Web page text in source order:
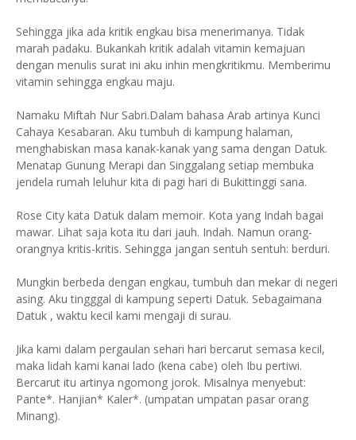
Sehingga jika ada kritik engkau bisa menerimanya. Tidak
marah padaku. Bukankah kritik adalah vitamin kemajuan
dengan menulis surat ini aku inhin mengkritikmu. Memberimu
vitamin sehingga engkau maju.
Namaku Miftah Nur Sabri.Dalam bahasa Arab artinya Kunci
Cahaya Kesabaran. Aku tumbuh di kampung halaman,
menghabiskan masa kanak-kanak yang sama dengan Datuk.
Menatap Gunung Merapi dan Singgalang setiap membuka
jendela rumah leluhur kita di pagi hari di Bukittinggi sana.
Rose City kata Datuk dalam memoir. Kota yang Indah bagai
mawar. Lihat saja kota itu dari jauh. Indah. Namun orang-
orangnya kritis-kritis. Sehingga jangan sentuh sentuh: berduri.
Mungkin berbeda dengan engkau, tumbuh dan mekar di negeri
asing. Aku tingggal di kampung seperti Datuk. Sebagaimana
Datuk , waktu kecil kami mengaji di surau.
Jika kami dalam pergaulan sehari hari bercarut semasa kecil,
maka lidah kami kanai lado (kena cabe) oleh Ibu pertiwi.
Bercarut itu artinya ngomong jorok. Misalnya menyebut:
Pante*. Hanjian* Kaler*. (umpatan umpatan pasar orang
Minang).